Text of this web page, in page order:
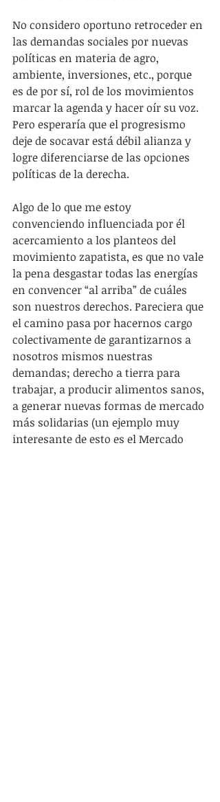
No considero oportuno retroceder en
las demandas sociales por nuevas
políticas en materia de agro,
ambiente, inversiones, etc., porque
es de por sí, rol de los movimientos
marcar la agenda y hacer oír su voz.
Pero esperaría que el progresismo
deje de socavar está débil alianza y
logre diferenciarse de las opciones
políticas de la derecha.
Algo de lo que me estoy
convenciendo influenciada por él
acercamiento a los planteos del
movimiento zapatista, es que no vale
la pena desgastar todas las energías
en convencer “al arriba” de cuáles
son nuestros derechos. Pareciera que
el camino pasa por hacernos cargo
colectivamente de garantizarnos a
nosotros mismos nuestras
demandas; derecho a tierra para
trabajar, a producir alimentos sanos,
a generar nuevas formas de mercado
más solidarias (un ejemplo muy
interesante de esto es el Mercado